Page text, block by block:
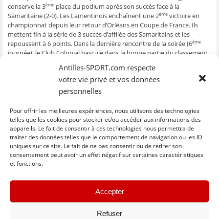
Antilles-SPORT.com respecte
votre vie privé et vos données
personnelles
Pour offrir les meilleures expériences, nous utilisons des technologies
telles que les cookies pour stocker et/ou accéder aux informations des
appareils. Le fait de consentir à ces technologies nous permettra de
traiter des données telles que le comportement de navigation ou les ID
uniques sur ce site. Le fait de ne pas consentir ou de retirer son
consentement peut avoir un effet négatif sur certaines caractéristiques
et fonctions.
Accepter
Refuser
e
n
ê
t
r
e
)
n
ê
t
r
e
)
e
n
ê
t
r
e
)
t
r
e
)
l
e
f
e
n
ê
r
e
conserve la 3ème place du podium après son succès face à la
Samaritaine (2-0). Les Lamentinois enchaînent une 2ème victoire en
championnat depuis leur retour d’Orléans en Coupe de France. Ils
mettent fin à la série de 3 succès d’affilée des Samaritains et les
repoussent à 6 points. Dans la dernière rencontre de la soirée (6ème
journée), le Club Colonial bascule dans la bonne partie du classement
les Clubistes enregistrent un 5èmematch sans défaite (4 victoires).
défaite en 13 matchs DE l’Emulation, laisse les
Schoechérois à l’avant-dernière place à un point du Golden Star, 1
Classement
C
l
u
C
l
u
C
l
i
p
o
u
p
C
l
u
C
l
u